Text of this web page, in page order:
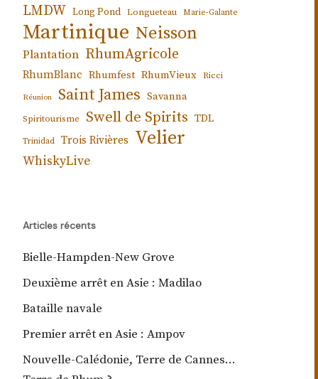
LMDW Long Pond Longueteau Marie-Galante
Martinique Neisson
Plantation RhumAgricole
RhumBlanc Rhumfest RhumVieux Ricci
Réunion Saint James Savanna
Spiritourisme Swell de Spirits TDL
Trinidad Trois Rivières Velier
WhiskyLive
Articles récents
Bielle-Hampden-New Grove
Deuxième arrêt en Asie : Madilao
Bataille navale
Premier arrêt en Asie : Ampov
Nouvelle-Calédonie, Terre de Cannes…